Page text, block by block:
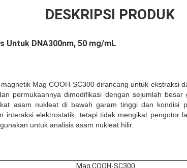
DESKRIPSI PRODUK
Untuk DNA300nm, 50 mg/mL
Mag COOH-SC300 dirancang untuk ekstraksi
permukaannya dimodifikasi dengan sejumlah besar
asam nukleat di bawah garam tinggi dan kondisi
interaksi elektrostatik, tetapi tidak mengikat pengotor
untuk analisis asam nukleat hilir.
Mag COOH-SC300